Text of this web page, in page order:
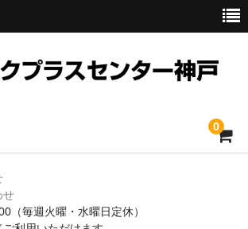
0
せ
（毎週火曜・水曜日定休）